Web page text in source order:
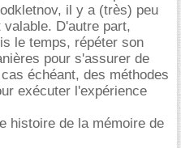
il y a (très) peu
D'autre part,
le temps, répéter son
pour s'assurer de
échéant, des méthodes
exécuter l'expérience
histoire de la mémoire de